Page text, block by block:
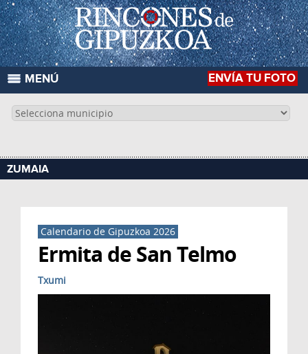
ENVÍA TU FOTO
MENÚ
ZUMAIA
Calendario de Gipuzkoa 2026
Ermita de San Telmo
Txumi